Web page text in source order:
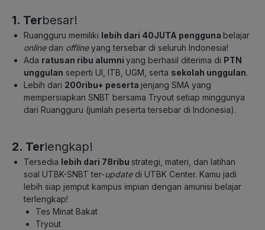
1. Terbesar!
Ruangguru memiliki lebih dari 40JUTA pengguna belajar
online dan offlineyang tersebar di seluruh Indonesia!
Ada ratusan ribu alumni yang berhasil diterima di PTN
unggulan seperti UI, ITB, UGM, serta sekolah unggulan.
Lebih dari 200ribu+ peserta jenjang SMA yang
mempersiapkan SNBT bersama Tryout setiap minggunya
dari Ruangguru (jumlah peserta tersebar di Indonesia).
2. Terlengkap!
Tersedia lebih dari 78ribu strategi, materi, dan latihan
soal UTBK-SNBT ter-update di UTBK Center. Kamu jadi
lebih siap jemput kampus impian dengan amunisi belajar
terlengkap!
Tes Minat Bakat
Tryout